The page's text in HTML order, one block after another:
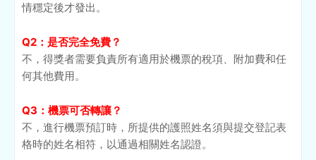
情穩定後才發出。
Q2：是否完全免費？
不，得獎者需要負責所有適用於機票的稅項、附加費和任
何其他費用。
Q3：機票可否轉讓？
不，進行機票預訂時，所提供的護照姓名須與提交登記表
格時的姓名相符，以通過相關姓名認證。